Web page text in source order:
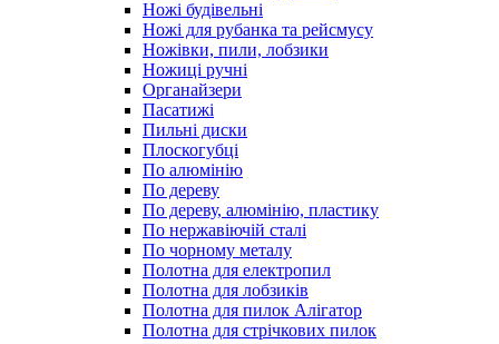
Ножі будівельні
Ножі для рубанка та рейсмусу
Ножівки, пили, лобзики
Ножиці ручні
Органайзери
Пасатижі
Пильні диски
Плоскогубці
По алюмінію
По дереву
По дереву, алюмінію, пластику
По нержавіючій сталі
По чорному металу
Полотна для електропил
Полотна для лобзиків
Полотна для пилок Алігатор
Полотна для стрічкових пилок